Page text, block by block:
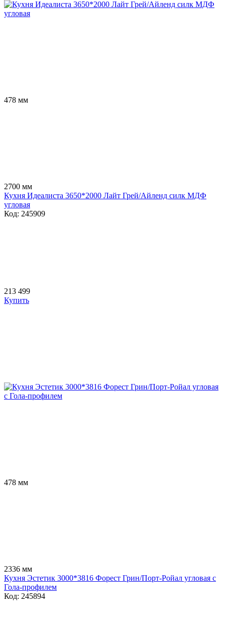
478 мм
2700 мм
Кухня Идеалиста 3650*2000 Лайт Грей/Айленд силк МДФ
угловая
Код: 245909
213 499
Купить
478 мм
2336 мм
Кухня Эстетик 3000*3816 Форест Грин/Порт-Ройал угловая с
Гола-профилем
Код: 245894